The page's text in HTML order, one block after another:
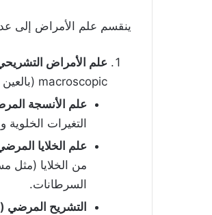
ينقسم علم الأمراض إلى
علم الأمراض
macroscopic (بالعين المجردة) و microscopic (بالمجهر) لتشخيص الأمراض. يشمل ذلك:
علم الأنسجة
التغيرات الخلوية
علم الخلايا
من الخلايا (مثل
السرطانات.
التشريح المرضي (Autopsy):